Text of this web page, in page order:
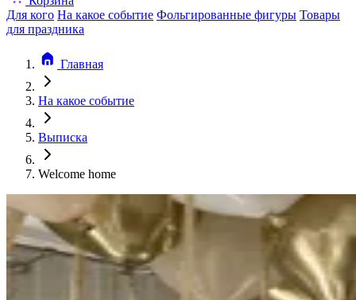
Для кого На какое событие Фольгированные фигуры Товары
для праздника
Главная
На какое событие
Выписка
Welcome home